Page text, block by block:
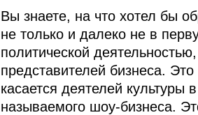
Вы знаете, на что хотел бы
не только и далеко не в
политической
представителей бизнеса.
касается деятелей культуры
называемого шоу-бизнеса.